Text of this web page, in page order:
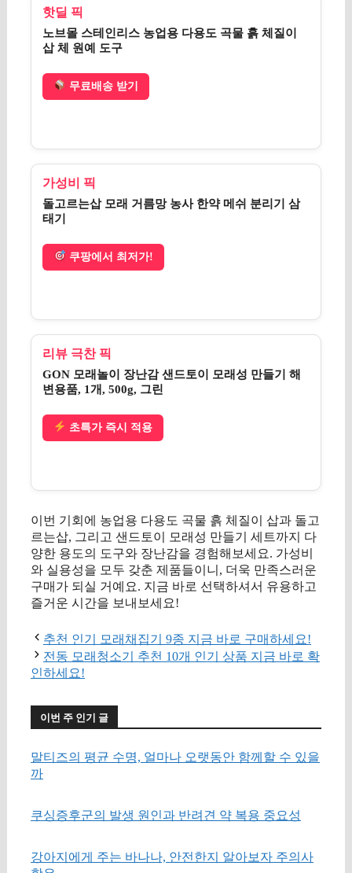
핫딜 픽
노브몰 스테인리스 농업용 다용도 곡물 흙 체질이
삽 체 원예 도구
무료배송 받기
가성비 픽
돌고르는삽 모래 거름망 농사 한약 메쉬 분리기 삼
태기
쿠팡에서 최저가!
리뷰 극찬 픽
GON 모래놀이 장난감 샌드토이 모래성 만들기 해
변용품, 1개, 500g, 그린
초특가 즉시 적용
이번 기회에 농업용 다용도 곡물 흙 체질이 삽과 돌고
르는삽, 그리고 샌드토이 모래성 만들기 세트까지 다
양한 용도의 도구와 장난감을 경험해보세요. 가성비
와 실용성을 모두 갖춘 제품들이니, 더욱 만족스러운
구매가 되실 거예요. 지금 바로 선택하셔서 유용하고
즐거운 시간을 보내보세요!
추천 인기 모래채집기 9종 지금 바로 구매하세요!
전동 모래청소기 추천 10개 인기 상품 지금 바로 확
인하세요!
이번 주 인기 글
말티즈의 평균 수명, 얼마나 오랫동안 함께할 수 있을
까
쿠싱증후군의 발생 원인과 반려견 약 복용 중요성
강아지에게 주는 바나나, 안전한지 알아보자 주의사